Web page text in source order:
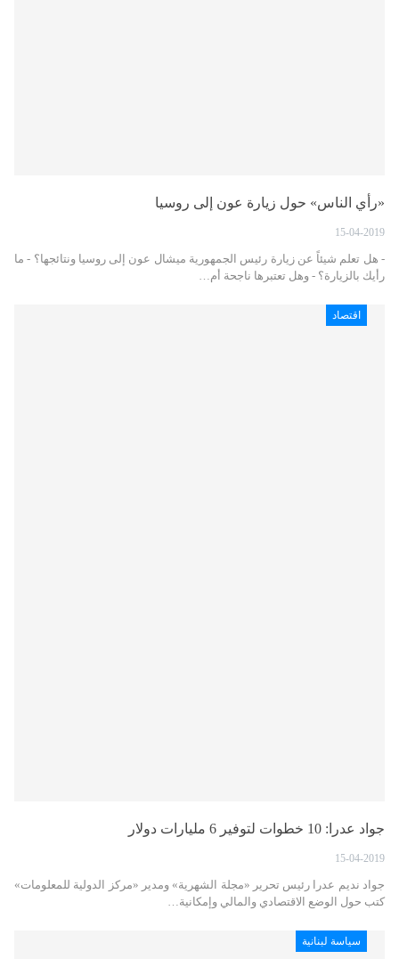
«رأي الناس» حول زيارة عون إلى روسيا
15-04-2019
- هل تعلم شيئاً عن زيارة رئيس الجمهورية ميشال عون إلى روسيا ونتائجها؟ - ما
رأيك بالزيارة؟ - وهل تعتبرها ناجحة أم…
اقتصاد
جواد عدرا: 10 خطوات لتوفير 6 مليارات دولار
15-04-2019
جواد نديم عدرا رئيس تحرير «مجلة الشهرية» ومدير «مركز الدولية للمعلومات»
كتب حول الوضع الاقتصادي والمالي وإمكانية…
سياسة لبنانية